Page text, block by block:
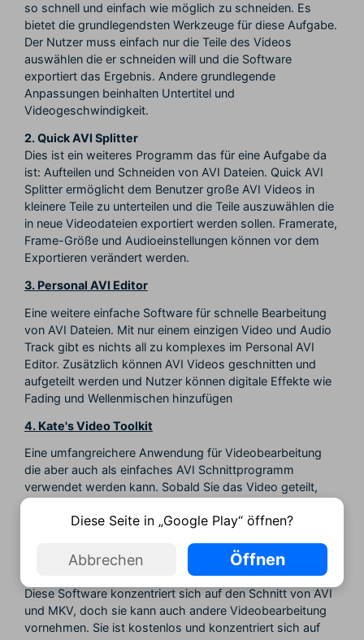
so schnell und einfach wie möglich zu schneiden. Es
bietet die grundlegendsten Werkzeuge für diese Aufgabe.
Der Nutzer muss einfach nur die Teile des Videos
auswählen die er schneiden will und die Software
exportiert das Ergebnis. Andere grundlegende
Anpassungen beinhalten Untertitel und
Videogeschwindigkeit.
2. Quick AVI Splitter
Dies ist ein weiteres Programm das für eine Aufgabe da
ist: Aufteilen und Schneiden von AVI Dateien. Quick AVI
Splitter ermöglicht dem Benutzer große AVI Videos in
kleinere Teile zu unterteilen und die Teile auszuwählen die
in neue Videodateien exportiert werden sollen. Framerate,
Frame-Größe und Audioeinstellungen können vor dem
Exportieren verändert werden.
3. Personal AVI Editor
Eine weitere einfache Software für schnelle Bearbeitung
von AVI Dateien. Mit nur einem einzigen Video und Audio
Track gibt es nichts all zu komplexes im Personal AVI
Editor. Zusätzlich können AVI Videos geschnitten und
aufgeteilt werden und Nutzer können digitale Effekte wie
Fading und Wellenmischen hinzufügen
4. Kate's Video Toolkit
Eine umfangreichere Anwendung für Videobearbeitung
die aber auch als einfaches AVI Schnittprogramm
verwendet werden kann. Sobald Sie das Video geteilt,
verkleindert oder geschnitten haben können Sie mit der
Software die Bitrate, Kompression und andere
5. AVI Trimmer + MKV 2
Diese Software konzentriert sich auf den Schnitt von AVI
und MKV, doch sie kann auch andere Videobearbeitung
vornehmen. Sie ist kostenlos und konzentriert sich auf
Diese Seite in „Google Play“ öffnen?
Abbrechen Öffnen